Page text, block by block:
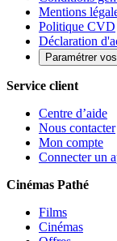
Mentions
Politique CVD
Déclaration
Paramétrer
Service client
Centre d’aide
Nous contacter
Mon compte
Connecter un
Cinémas Pathé
Films
Cinémas